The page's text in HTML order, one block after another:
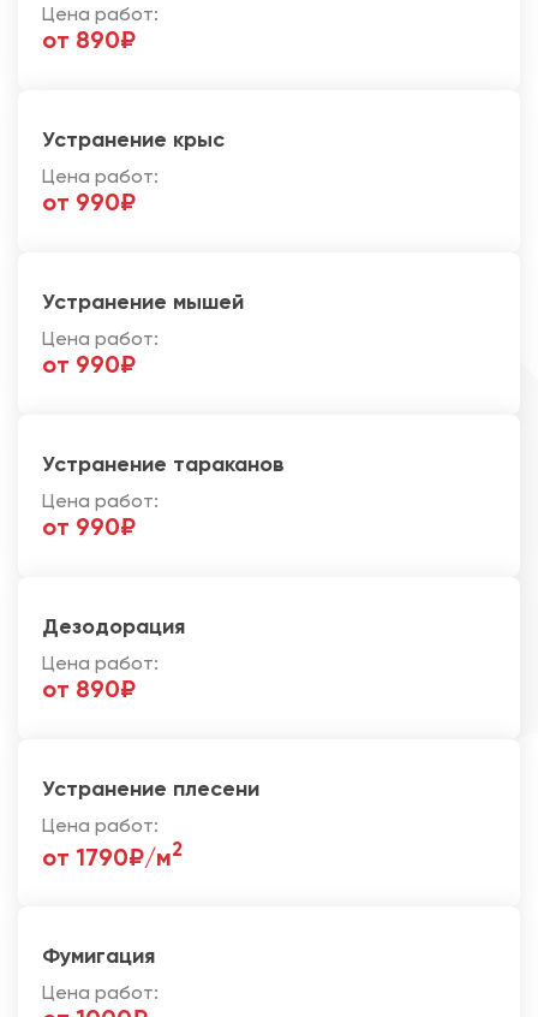
Цена работ:
от 890₽
Устранение крыс
Цена работ:
от 990₽
Устранение мышей
Цена работ:
от 990₽
Устранение тараканов
Цена работ:
от 990₽
Дезодорация
Цена работ:
от 890₽
Устранение плесени
Цена работ:
от 1790₽/м2
Фумигация
Цена работ: